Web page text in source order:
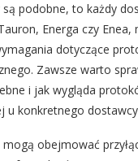
podobne, to każdy
Energa czy Enea,
dotyczące
Zawsze warto
i jak wygląda
u konkretnego
mogą obejmować